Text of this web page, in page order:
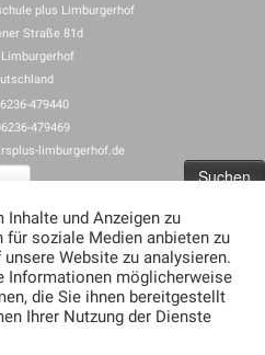
plus Limburgerhof
Straße 81d
Limburgerhof
479440
479469
limburgerhof.de
für rspus-limburgerhof.de
Policy) für rsplus-limburgerhof.de
Inhalte und Anzeigen zu
für soziale Medien anbieten zu
Website zu analysieren.
Informationen möglicherweise
die Sie ihnen bereitgestellt
Ihrer Nutzung der Dienste